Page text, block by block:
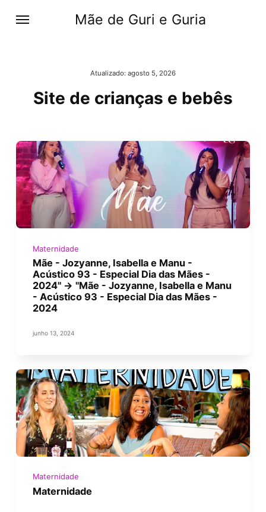
Mãe de Guri e Guria
Atualizado: agosto 5, 2026
Site de crianças e bebês
Maternidade
Mãe - Jozyanne, Isabella e Manu -
Acústico 93 - Especial Dia das Mães -
2024" -> "Mãe - Jozyanne, Isabella e Manu
- Acústico 93 - Especial Dia das Mães -
2024
junho 13, 2024
Maternidade
Maternidade